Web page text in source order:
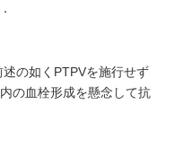
の如くPTPVを施行せず
の血栓形成を懸念して抗